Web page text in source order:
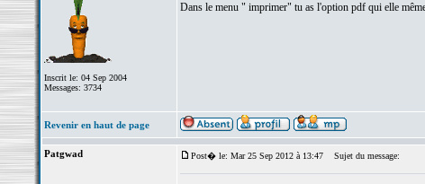
Inscrit le: 04 Sep 2004
Messages: 3734
Dans le menu " imprimer" tu as l'option pdf qui elle
Revenir en haut de page
Patgwad Post� le: Mar 25 Sep 2012 à 13:47 Sujet du message: